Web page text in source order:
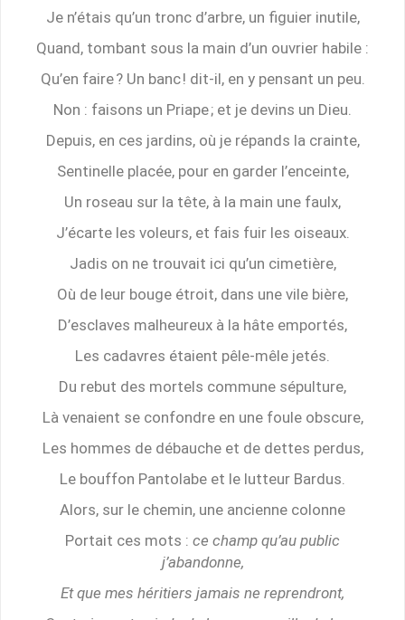
Je n’étais qu’un tronc d’arbre, un figuier inutile,
Quand, tombant sous la main d’un ouvrier habile :
Qu’en faire ? Un banc ! dit-il, en y pensant un peu.
Non : faisons un Priape ; et je devins un Dieu.
Depuis, en ces jardins, où je répands la crainte,
Sentinelle placée, pour en garder l’enceinte,
Un roseau sur la tête, à la main une faulx,
J’écarte les voleurs, et fais fuir les oiseaux.
Jadis on ne trouvait ici qu’un cimetière,
Où de leur bouge étroit, dans une vile bière,
D’esclaves malheureux à la hâte emportés,
Les cadavres étaient pêle-mêle jetés.
Du rebut des mortels commune sépulture,
Là venaient se confondre en une foule obscure,
Les hommes de débauche et de dettes perdus,
Le bouffon Pantolabe et le lutteur Bardus.
Alors, sur le chemin, une ancienne colonne
Portait ces mots : ce champ qu’au public
j’abandonne,
Et que mes héritiers jamais ne reprendront,